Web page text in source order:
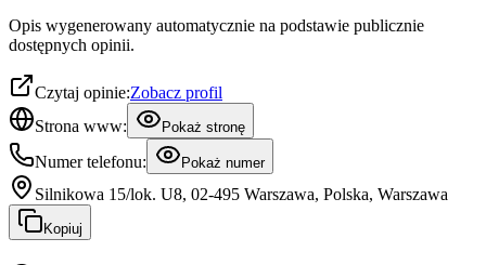
Opis wygenerowany automatycznie na podstawie publicznie
dostępnych opinii.
Czytaj opinie:Zobacz profil
Strona www:
Pokaż stronę
Numer telefonu: Pokaż numer
Silnikowa 15/lok. U8, 02-495 Warszawa, Polska, Warszawa
Kopiuj